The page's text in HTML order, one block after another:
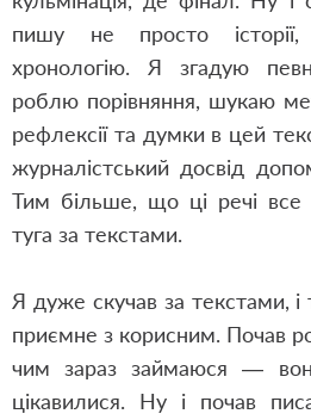
пишу не просто
хронологію. Я згадую
роблю порівняння, шукаю
рефлексії та думки в цей
журналістський досвід
Тим більше, що ці речі
туга за текстами.
Я дуже скучав за текстами,
приємне з корисним. Почав
чим зараз займаюся —
цікавилися. Ну і почав